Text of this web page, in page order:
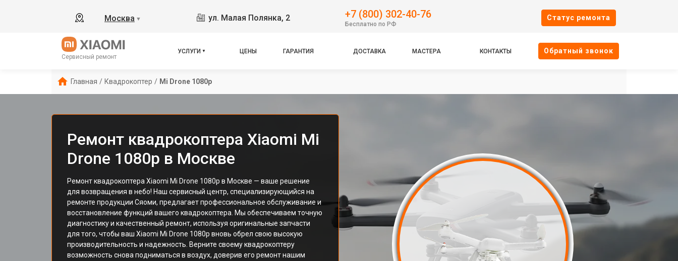
Москва ▼ ул. Малая Полянка, 2 +7 (800) 302-40-76
Бесплатно по РФ
Cтатус ремонта
Сервисный ремонт
УСЛУГИ ЦЕНЫ ГАРАНТИЯ ДОСТАВКА МАСТЕРА КОНТАКТЫ Oбратный звонок
Главная / Квадрокоптер / Mi Drone 1080p
Ремонт квадрокоптера Xiaomi Mi
Drone 1080p в Москве
Ремонт квадрокоптера Xiaomi Mi Drone 1080p в Москве — ваше решение
для возвращения в небо! Наш сервисный центр, специализирующийся на
ремонте продукции Сяоми, предлагает профессиональное обслуживание и
восстановление функций вашего квадрокоптера. Мы обеспечиваем точную
диагностику и качественный ремонт, используя оригинальные запчасти
для того, чтобы ваш Xiaomi Mi Drone 1080p вновь обрел свою высокую
производительность и надежность. Верните своему квадрокоптеру
возможность снова подниматься в воздух, доверив его ремонт нашим